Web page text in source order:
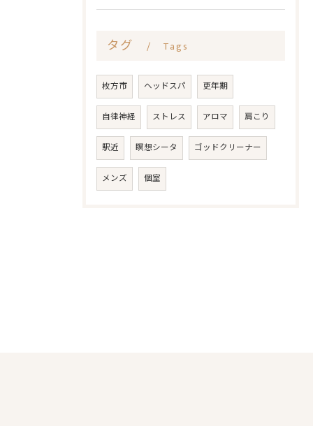
タグ Tags
枚方市 ヘッドスパ 更年期
自律神経 ストレス アロマ 肩こり
駅近 瞑想シータ ゴッドクリーナー
メンズ 個室